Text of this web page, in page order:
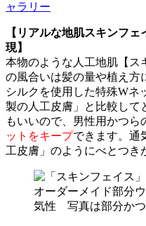
【リアルな地肌スキンフ
現】
本物のような人工地肌 【
の風合いは髪の量や植え方
シルクを使用した特殊Wネ
製の人工皮膚」と比較して
もいいので、男性用かつら
ットをキープできます。通
工皮膚」のようにべとつき
オーダーメイド部分
気性 写真は部分かつ